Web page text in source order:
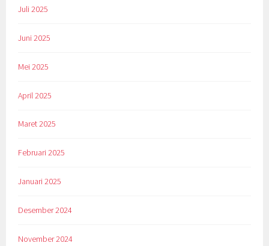
Juli 2025
Juni 2025
Mei 2025
April 2025
Maret 2025
Februari 2025
Januari 2025
Desember 2024
November 2024